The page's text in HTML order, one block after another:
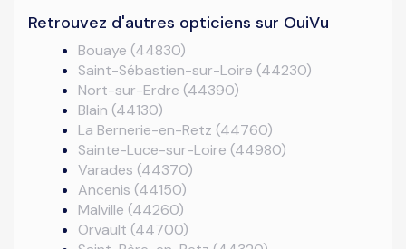
Retrouvez d'autres opticiens sur OuiVu
Bouaye (44830)
Saint-Sébastien-sur-Loire (44230)
Nort-sur-Erdre (44390)
Blain (44130)
La Bernerie-en-Retz (44760)
Sainte-Luce-sur-Loire (44980)
Varades (44370)
Ancenis (44150)
Malville (44260)
Orvault (44700)